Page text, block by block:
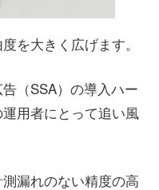
を大きく広げます。
（SSA）の導入ハー
用者にとって追い風
漏れのない精度の高